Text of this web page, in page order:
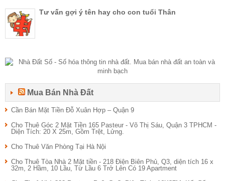
Tư vấn gợi ý tên hay cho con tuổi Thân
Mua Bán Nhà Đất
Cần Bán Mặt Tiền Đỗ Xuân Hợp – Quận 9
Cho Thuê Góc 2 Mặt Tiền 165 Pasteur - Võ Thị Sáu, Quận 3 TPHCM -
Diện Tích: 20 X 25m, Gồm Trệt, Lửng.
Cho Thuê Văn Phòng Tại Hà Nội
Cho Thuê Tòa Nhà 2 Mặt tiền - 218 Điện Biên Phủ, Q3, diện tích 16 x
32m, 2 Hầm, 10 Lầu, Từ Lầu 6 Trở Lên Có 19 Apartment